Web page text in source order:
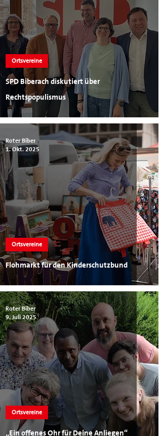
SPD Biberach diskutiert über
Rechtspopulismus
Ortsvereine
Flohmarkt für den Kinderschutzbund
Ortsvereine
Roter Biber
1. Okt. 2025
„Ein offenes Ohr für Deine Anliegen“
Ortsvereine
Roter Biber
9. Juli 2025